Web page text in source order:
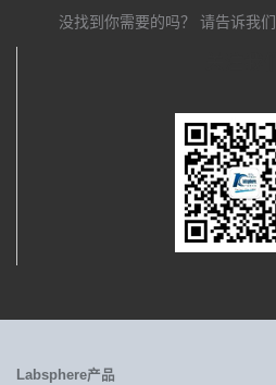
没找到你需要的吗？ 请告诉我
Labsphere产品